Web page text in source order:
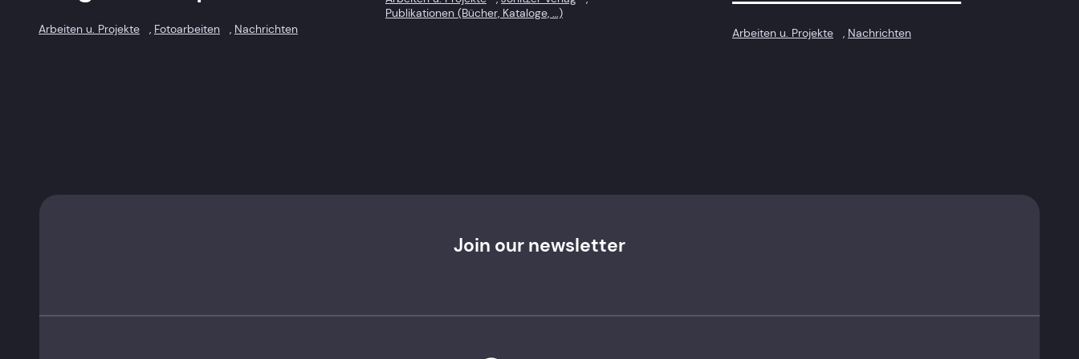
Arbeiten u. Projekte , Fotoarbeiten , Nachrichten
Publikationen (Bücher, Kataloge, …)
Arbeiten u. Projekte , Nachrichten
Join our newsletter